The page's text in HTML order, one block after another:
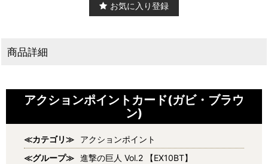
お気に入り登録
商品詳細
アクションポイントカード(ガビ・ブラウ
ン)
≪カテゴリ≫
アクションポイント
≪グループ≫ 進撃の巨人 Vol.2 【EX10BT】